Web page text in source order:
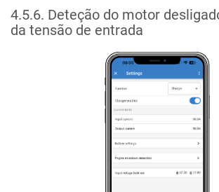
4.5.6. Deteção do motor
da tensão de entrada